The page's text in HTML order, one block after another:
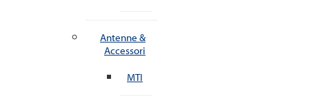
Antenne &
Accessori
MTI